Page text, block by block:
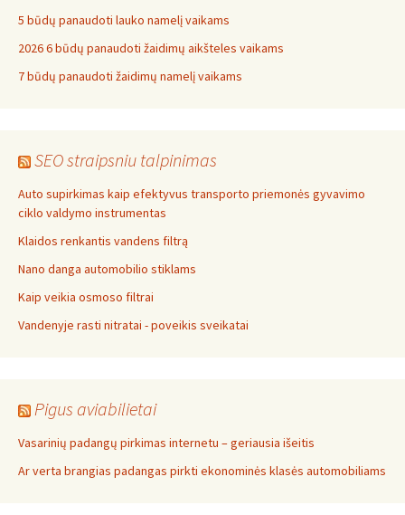
5 būdų panaudoti lauko namelį vaikams
2026 6 būdų panaudoti žaidimų aikšteles vaikams
7 būdų panaudoti žaidimų namelį vaikams
SEO straipsniu talpinimas
Auto supirkimas kaip efektyvus transporto priemonės gyvavimo
ciklo valdymo instrumentas
Klaidos renkantis vandens filtrą
Nano danga automobilio stiklams
Kaip veikia osmoso filtrai
Vandenyje rasti nitratai - poveikis sveikatai
Pigus aviabilietai
Vasarinių padangų pirkimas internetu – geriausia išeitis
Ar verta brangias padangas pirkti ekonominės klasės automobiliams